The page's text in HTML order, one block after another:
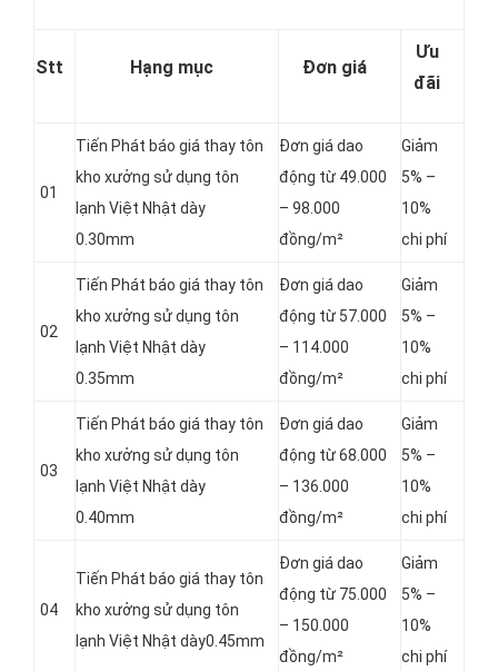
Stt Hạng mục Đơn giá
Ưu
đãi
01
Tiến Phát báo giá thay tôn
kho xưởng sử dụng tôn
lạnh Việt Nhật dày
0.30mm
Đơn giá dao
động từ 49.000
– 98.000
đồng/m²
Giảm
5% –
10%
chi phí
02
Tiến Phát báo giá thay tôn
kho xưởng sử dụng tôn
lạnh Việt Nhật dày
0.35mm
Đơn giá dao
động từ 57.000
– 114.000
đồng/m²
Giảm
5% –
10%
chi phí
03
Tiến Phát báo giá thay tôn
kho xưởng sử dụng tôn
lạnh Việt Nhật dày
0.40mm
Đơn giá dao
động từ 68.000
– 136.000
đồng/m²
Giảm
5% –
10%
chi phí
04
Tiến Phát báo giá thay tôn
kho xưởng sử dụng tôn
lạnh Việt Nhật dày0.45mm
Đơn giá dao
động từ 75.000
– 150.000
đồng/m²
Giảm
5% –
10%
chi phí